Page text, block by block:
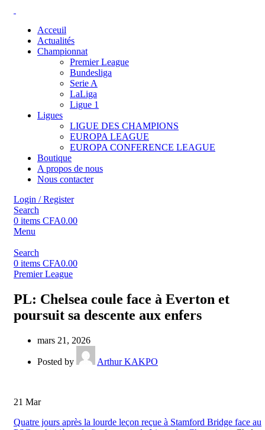
Acceuil
Actualités
Championnat
Premier League
Bundesliga
Serie A
LaLiga
Ligue 1
Ligues
LIGUE DES CHAMPIONS
EUROPA LEAGUE
EUROPA CONFERENCE LEAGUE
Boutique
A propos de nous
Nous contacter
Login / Register
Search
0 items CFA0.00
Menu
Search
0 items CFA0.00
Premier League
PL: Chelsea coule face à Everton et
poursuit sa descente aux enfers
mars 21, 2026
Posted by Arthur KAKPO
21 Mar
Quatre jours après la lourde leçon reçue à Stamford Bridge face au